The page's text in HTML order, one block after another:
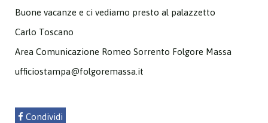
Buone vacanze e ci vediamo presto al palazzetto
Carlo Toscano
Area Comunicazione Romeo Sorrento Folgore Massa
ufficiostampa@folgoremassa.it
Condividi